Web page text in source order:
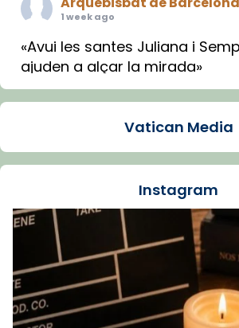
1 week ago
«Avui les santes Juliana i
ajuden a alçar la mirada»
Mons. Sergi Gordo, bisbe de
Santes de Mataró.
🔗tinyurl.com/cvu5jmbk
Foto
View on Facebook Share
Arquebisbat de Barcelona
de Barcelona.
1 week ago
Vatican Media
Instagram